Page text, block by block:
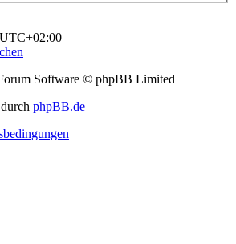
UTC+02:00
Software © phpBB Limited
phpBB.de